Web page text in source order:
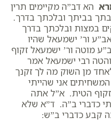
הא דב”ה מקיימים תרין
בביתך ובלכתך בדרך.
במצות ובלכתך בדרך
ור’ ישמעאל שהיו
מוטה ור’ ישמעאל זקוף
רבי ישמעאל אמר
מן השוק מה לך זקנך
המשחיתים אני שהייתי
הטית. א”ל אתה
כדברי ב”ה. ד”א שלא
קבע כדברי ב”ש: